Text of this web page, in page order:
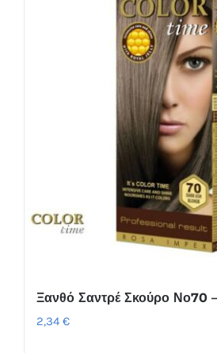
Ξανθό Σαντρέ Σκούρο Νο70
2,34 €